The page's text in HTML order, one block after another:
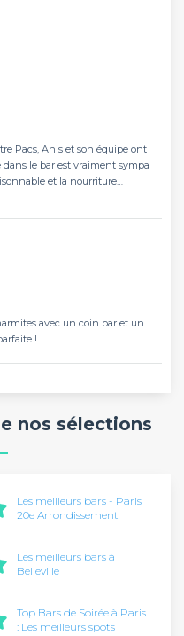
Pacs, Anis et son équipe ont
le bar est vraiment sympa
et la nourriture
wings…) très bien (et le
avec un coin bar et un
!
nos sélections
Les meilleurs bars - Paris
20e Arrondissement
Les meilleurs bars à
Belleville
Top Bars de Soirée à Paris
: Les meilleurs spots